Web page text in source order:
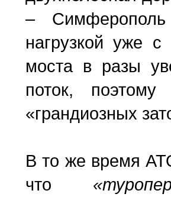
–
нагрузкой уже
моста в разы
поток, поэтому
«грандиозных
В то же время
что